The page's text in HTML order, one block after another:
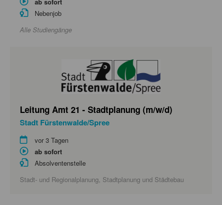
Nebenjob
Alle Studiengänge
Leitung Amt 21 - Stadtplanung (m/w/d)
Stadt Fürstenwalde/Spree
vor 3 Tagen
ab sofort
Absolventenstelle
Stadt- und Regionalplanung, Stadtplanung und Städtebau